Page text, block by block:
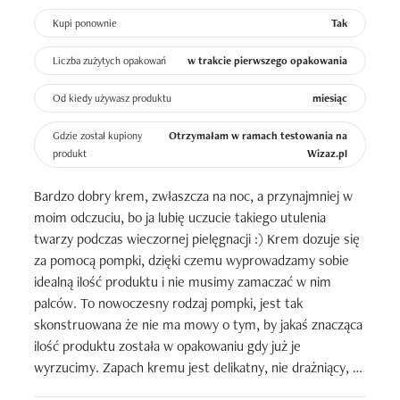
Kupi ponownie Tak
Liczba zużytych opakowań w trakcie pierwszego opakowania
Od kiedy używasz produktu miesiąc
Gdzie został kupiony
produkt
Otrzymałam w ramach testowania na
Wizaz.pl
Bardzo dobry krem, zwłaszcza na noc, a przynajmniej w
moim odczuciu, bo ja lubię uczucie takiego utulenia
twarzy podczas wieczornej pielęgnacji :) Krem dozuje się
za pomocą pompki, dzięki czemu wyprowadzamy sobie
idealną ilość produktu i nie musimy zamaczać w nim
palców. To nowoczesny rodzaj pompki, jest tak
skonstruowana że nie ma mowy o tym, by jakaś znacząca
ilość produktu została w opakowaniu gdy już je
wyrzucimy. Zapach kremu jest delikatny, nie drażniący,